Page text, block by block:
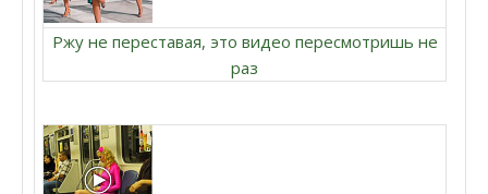
Ржу не переставая, это видео пересмотришь не
раз